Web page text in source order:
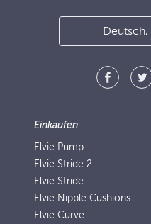
Einkaufen
Elvie Pump
Elvie Stride 2
Elvie Stride
Elvie Nipple Cushions
Elvie Curve